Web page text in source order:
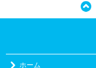
ホーム